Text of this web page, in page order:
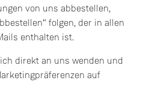
von uns abbestellen,
folgen, der in allen
enthalten ist.
direkt an uns wenden und
auf